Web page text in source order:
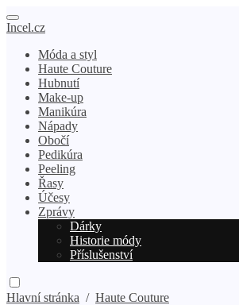
Incel.cz
Móda a styl
Haute Couture
Hubnutí
Make-up
Manikúra
Nápady
Obočí
Pedikúra
Peeling
Řasy
Účesy
Zprávy
Dárky
Historie módy
Příslušenství
Hlavní stránka / Haute Couture